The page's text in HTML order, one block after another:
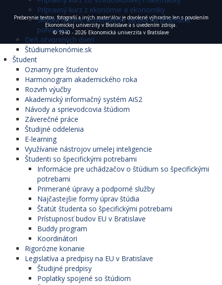
Prípravný kurz z ekonómie a ekonomiky
Skúška úrovne slovenského jazyka na prijímacie
pohovory
Deň otvorených dverí
Štúdiumekonómie.sk
Študent
Oznamy pre študentov
Harmonogram akademického roka
Rozvrh výučby
Akademický informačný systém AiS2
Návody a sprievodcovia štúdiom
Záverečné práce
Študijné oddelenia
E-learning
Využívanie nástrojov umelej inteligencie
Študenti so špecifickými potrebami
Informácie pre uchádzačov o štúdium so špecifickými
potrebami
Primerané úpravy a podporné služby
Najčastejšie formy úprav štúdia
Štatút študenta so špecifickými potrebami
Prístupnosť budov EU v Bratislave
Buddy program
Koordinátori
Rigorózne konanie
Legislatíva a predpisy na EU v Bratislave
Študijné predpisy
Poplatky spojené so štúdiom
Preberanie textov, fotografií a iných materiálov je dovolené výhradne len s povolením
Ekonomickej univerzity v Bratislave a s uvedením zdroja.
© 1940 - 2026 Ekonomická univerzita v Bratislave